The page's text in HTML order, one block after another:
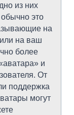
из них
это
на
на ваш
более
и
От
поддержка
могут